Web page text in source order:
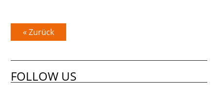
« Zurück
FOLLOW US